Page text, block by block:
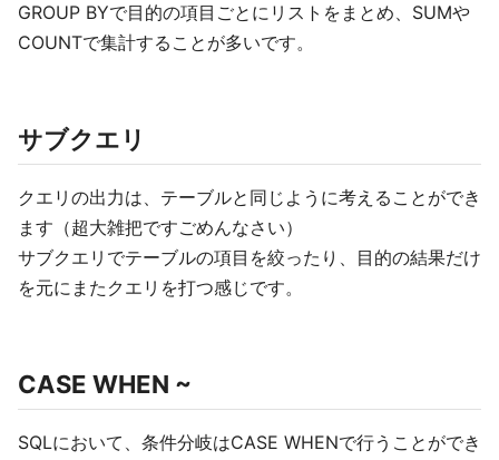
GROUP BYで目的の項目ごとにリストをまとめ、SUMや
COUNTで集計することが多いです。
サブクエリ
クエリの出力は、テーブルと同じように考えることができ
ます（超大雑把ですごめんなさい）
サブクエリでテーブルの項目を絞ったり、目的の結果だけ
を元にまたクエリを打つ感じです。
CASE WHEN ~
SQLにおいて、条件分岐はCASE WHENで行うことができ